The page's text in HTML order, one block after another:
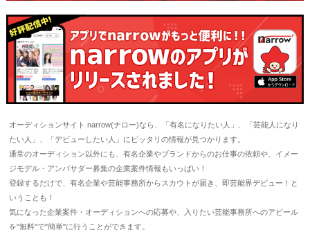
オーディションサイト narrow(ナロー)なら、「有名になりたい人」、「芸能人になり
たい人」、「デビューしたい人」にピッタリの情報が見つかります。
通常のオーディション以外にも、有名企業やブランドからのお仕事の依頼や、イメー
ジモデル・アンバサダー募集の企業案件情報もいっぱい！
登録するだけで、有名企業や芸能事務所からスカウトが届き、即芸能界デビュー！と
いうことも！
気になった企業案件・オーディションへの応募や、入りたい芸能事務所へのアピール
を"無料"で"簡単"に行うことができます。